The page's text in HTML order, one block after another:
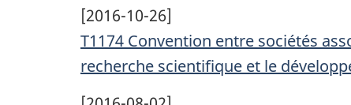
[2016-10-26]
T1174 Convention entre sociétés
recherche scientifique et le